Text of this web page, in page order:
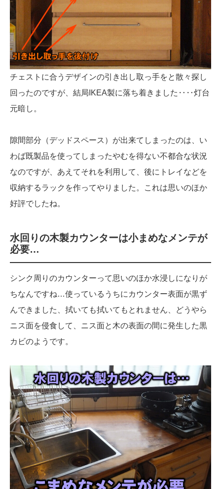
チェストに合うデザインの引き出し取っ手をと散々探し
回ったのですが、結局IKEA製に落ち着きました‥‥灯台
元暗し。
隙間部分（デッドスペース）が出来てしまったのは、い
わば既製品を使ってしまったやむを得ない不都合な状況
なのですが、あえてそれを利用して、後にトレイなどを
収納するラックを作ってやりました。これは思いのほか
好評でしたね。
水回りの木製カウンターは小まめなメンテが
必要…
シンク周りのカウンターって思いのほか水浸しになりが
ちなんですね…使っているうちにカウンター表面が黒ず
んできました、拭いても拭いてもとれません、どうやら
ニス面を侵食して、ニス面と木の表面の間に発生した黒
カビのようです。